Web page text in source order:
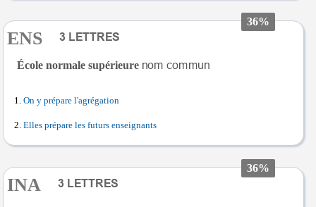
36%
ENS
École normale supérieure
On y prépare l'agrégation
Elles prépare les futurs enseignants
36%
INA